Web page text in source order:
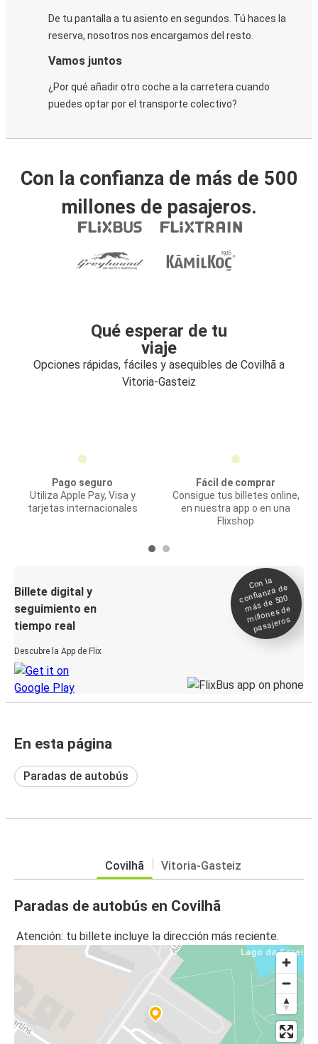
De tu pantalla a tu asiento en segundos. Tú haces la
reserva, nosotros nos encargamos del resto.
Vamos juntos
¿Por qué añadir otro coche a la carretera cuando
puedes optar por el transporte colectivo?
Con la confianza de más de 500
millones de pasajeros.
Qué esperar de tu
viaje
Opciones rápidas, fáciles y asequibles de Covilhã a
Vitoria-Gasteiz
Pago seguro
Utiliza Apple Pay, Visa y
tarjetas internacionales
Fácil de comprar
Consigue tus billetes online,
en nuestra app o en una
Flixshop
Billete digital y
seguimiento en
tiempo real
Descubre la App de Flix
Con la
confianza de
más de 500
millones de
pasajeros
En esta página
Paradas de autobús
Covilhã Vitoria-Gasteiz
Paradas de autobús en Covilhã
Atención: tu billete incluye la dirección más reciente.